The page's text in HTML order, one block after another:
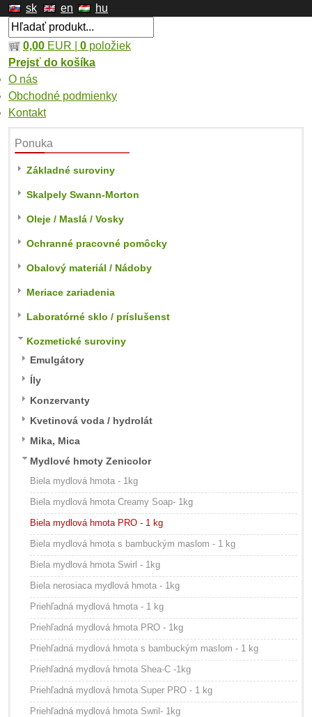
sk en hu
0,00 EUR | 0 položiek
Prejsť do košíka
O nás
Obchodné podmienky
Kontakt
Ponuka
Základné suroviny
Skalpely Swann-Morton
Oleje / Maslá / Vosky
Ochranné pracovné pomôcky
Obalový materiál / Nádoby
Meriace zariadenia
Laboratórné sklo / príslušenst
Kozmetické suroviny
Emulgátory
Íly
Konzervanty
Kvetinová voda / hydrolát
Mika, Mica
Mydlové hmoty Zenicolor
Biela mydlová hmota - 1kg
Biela mydlová hmota Creamy Soap- 1kg
Biela mydlová hmota PRO - 1 kg
Biela mydlová hmota s bambuckým maslom - 1 kg
Biela mydlová hmota Swirl - 1kg
Biela nerosiaca mydlová hmota - 1kg
Priehľadná mydlová hmota - 1 kg
Priehľadná mydlová hmota PRO - 1kg
Priehľadná mydlová hmota s bambuckým maslom - 1 kg
Priehľadná mydlová hmota Shea-C -1kg
Priehľadná mydlová hmota Super PRO - 1 kg
Priehľadná mydlová hmota Swril- 1kg